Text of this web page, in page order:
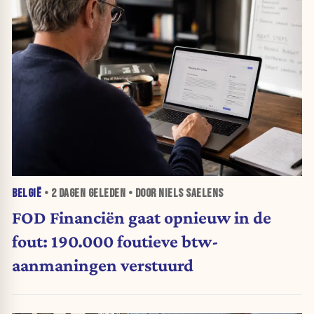
BELGIË • 2 DAGEN GELEDEN • DOOR NIELS SAELENS
FOD Financiën gaat opnieuw in de
fout: 190.000 foutieve btw-
aanmaningen verstuurd